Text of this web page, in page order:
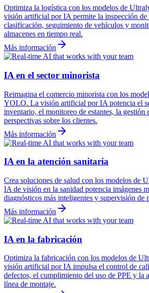
Optimiza la logística con los modelos de
visión artificial por IA permite la inspección de
clasificación, seguimiento de vehículos y
almacenes en tiempo real.
Más información
IA en el sector minorista
Reimagina el comercio minorista con los
YOLO. La visión artificial por IA potencia el
inventario, el monitoreo de estantes, la gestión
perspectivas sobre los clientes.
Más información
IA en la atención sanitaria
Crea soluciones de salud con los modelos de
IA de visión en la sanidad potencia imágenes
diagnósticos más inteligentes y supervisión de
Más información
IA en la fabricación
Optimiza la fabricación con los modelos de
visión artificial por IA impulsa el control de
defectos, el cumplimiento del uso de PPE y la
línea de montaje.